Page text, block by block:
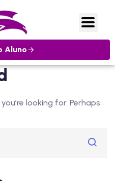
Aluno
looking for. Perhaps